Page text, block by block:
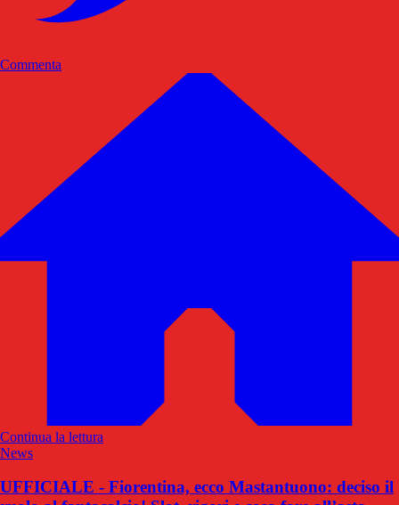
Commenta
Continua la lettura
News
UFFICIALE - Fiorentina, ecco Mastantuono: deciso il